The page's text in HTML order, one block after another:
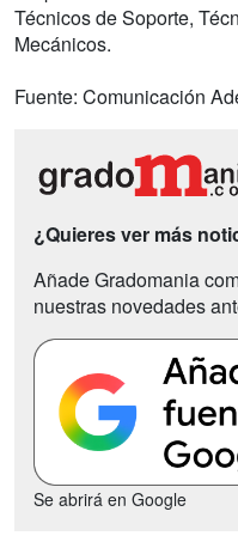
Técnicos de Soporte,
Mecánicos.
Fuente: Comunicación
¿Quieres ver más
Añade Gradomania
nuestras novedades
Se abrirá en Google